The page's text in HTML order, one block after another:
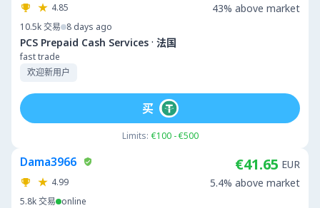
4.85
10.5k交易 8 days ago
PCS Prepaid Cash Services · 法国
fast trade
欢迎新用户
43% above market
Limits: €100 - €500
买
Dama3966
4.99
5.8k交易 online
€41.65 EUR
5.4% above market